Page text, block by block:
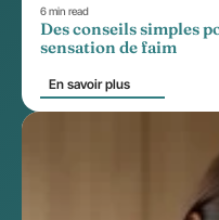
6 min read
Des conseils simples
sensation de faim
En savoir plus